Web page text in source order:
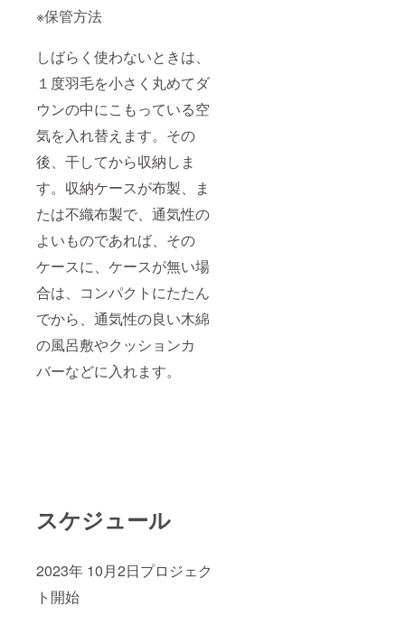
※保管方法
しばらく使わないときは、
１度羽毛を小さく丸めてダ
ウンの中にこもっている空
気を入れ替えます。その
後、干してから収納しま
す。収納ケースが布製、ま
たは不織布製で、通気性の
よいものであれば、その
ケースに、ケースが無い場
合は、コンパクトにたたん
でから、通気性の良い木綿
の風呂敷やクッションカ
バーなどに入れます。
スケジュール
2023年 10月2日プロジェク
ト開始